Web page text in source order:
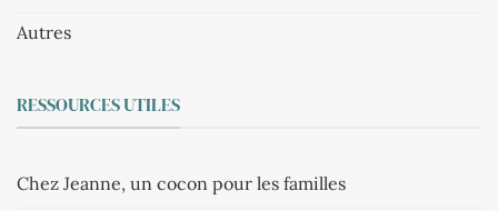
Autres
RESSOURCES UTILES
Chez Jeanne, un cocon pour les familles